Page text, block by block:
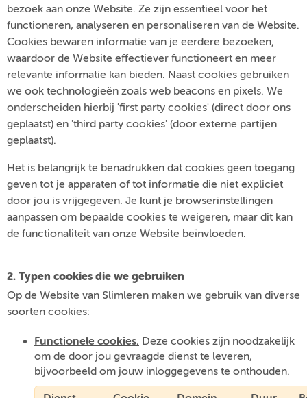
bezoek aan onze Website. Ze zijn essentieel voor het
functioneren, analyseren en personaliseren van de Website.
Cookies bewaren informatie van je eerdere bezoeken,
waardoor de Website effectiever functioneert en meer
relevante informatie kan bieden. Naast cookies gebruiken
we ook technologieën zoals web beacons en pixels. We
onderscheiden hierbij 'first party cookies' (direct door ons
geplaatst) en 'third party cookies' (door externe partijen
geplaatst).
Het is belangrijk te benadrukken dat cookies geen toegang
geven tot je apparaten of tot informatie die niet expliciet
door jou is vrijgegeven. Je kunt je browserinstellingen
aanpassen om bepaalde cookies te weigeren, maar dit kan
de functionaliteit van onze Website beïnvloeden.
2. Typen cookies die we gebruiken
Op de Website van Slimleren maken we gebruik van diverse
soorten cookies:
Functionele cookies. Deze cookies zijn noodzakelijk
om de door jou gevraagde dienst te leveren,
bijvoorbeeld om jouw inloggegevens te onthouden.